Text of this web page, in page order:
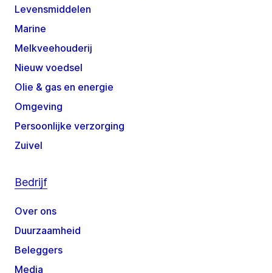
Levensmiddelen
Marine
Melkveehouderij
Nieuw voedsel
Olie & gas en energie
Omgeving
Persoonlijke verzorging
Zuivel
Bedrijf
Over ons
Duurzaamheid
Beleggers
Media